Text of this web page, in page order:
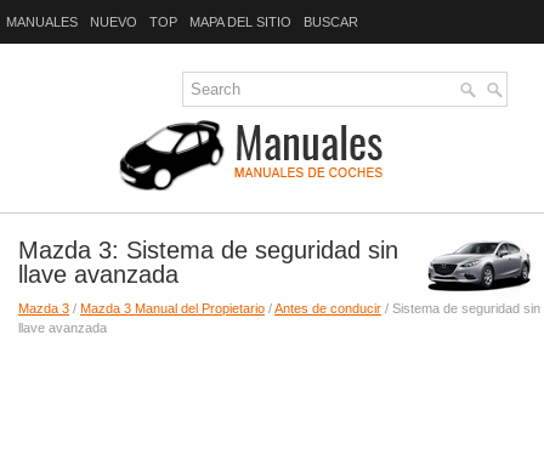
MANUALES NUEVO TOP MAPA DEL SITIO BUSCAR
Mazda 3: Sistema de seguridad sin
llave avanzada
Mazda 3 / Mazda 3 Manual del Propietario /Antes de conducir / Sistema de seguridad sin
llave avanzada